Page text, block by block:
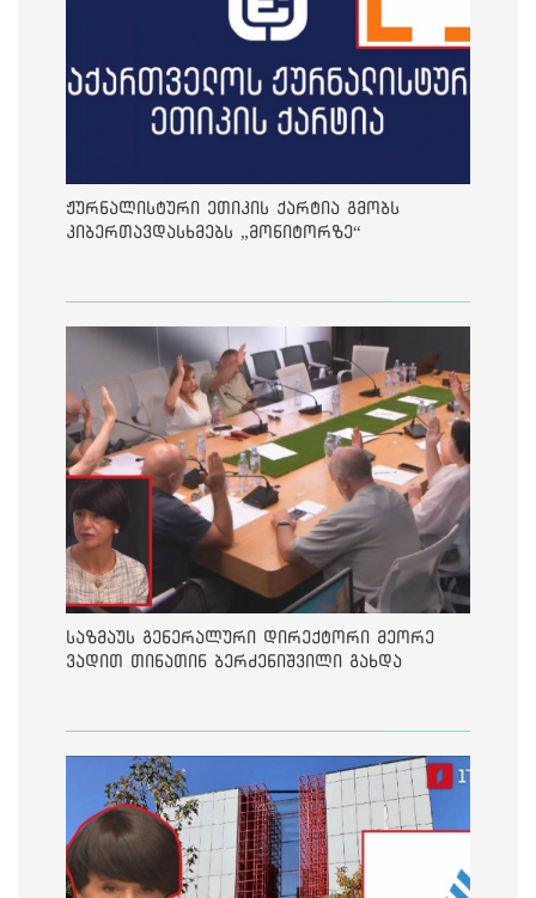
ჟურნალისტური ეთიკის ქარტია გმობს
კიბერთავდასხმებს „მონიტორზე“
საზმაუს გენერალური დირექტორი მეორე
ვადით თინათინ ბერძენიშვილი გახდა